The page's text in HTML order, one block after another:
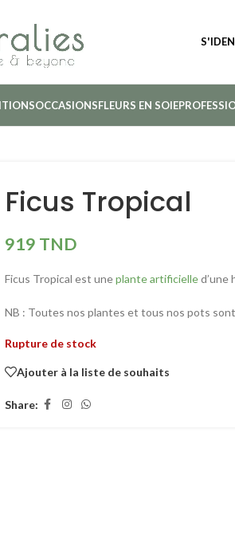
OCCASIONSFLEURS EN SOIE
Ficus Tropical
919 TND
Ficus Tropical est uneplante artificielled’une
NB : Toutes nos plantes et tous nos pots
Rupture de stock
Ajouter à la liste de souhaits
Share: